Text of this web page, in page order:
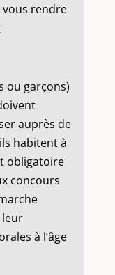
vous rendre
ou garçons)
auprès de
habitent à
obligatoire
concours
à l’âge